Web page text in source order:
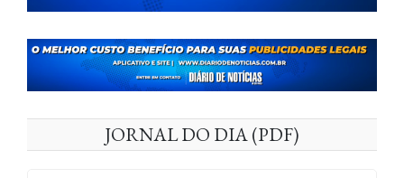
JORNAL DO DIA (PDF)